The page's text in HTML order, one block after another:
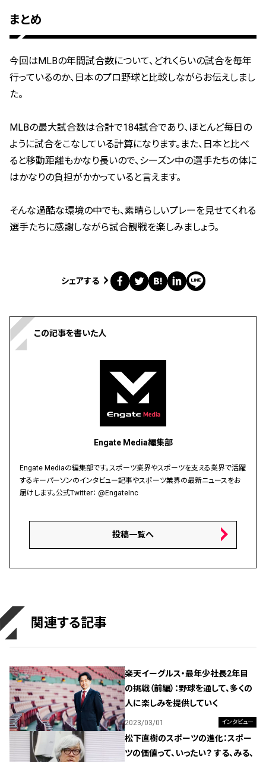
まとめ
今回はMLBの年間試合数について、どれくらいの試合を毎年
行っているのか、日本のプロ野球と比較しながらお伝えしまし
た。
MLBの最大試合数は合計で184試合であり、ほとんど毎日の
ように試合をこなしている計算になります。また、日本と比べ
ると移動距離もかなり長いので、シーズン中の選手たちの体に
はかなりの負担がかかっていると言えます。
そんな過酷な環境の中でも、素晴らしいプレーを見せてくれる
選手たちに感謝しながら試合観戦を楽しみましょう。
シェアする
この記事を書いた人
Engate Media編集部
Engate Mediaの編集部です。スポーツ業界やスポーツを支える業界で活躍
するキーパーソンのインタビュー記事やスポーツ業界の最新ニュースをお
届けします。公式Twitter： @EngateInc
投稿一覧へ
関連する記事
楽天イーグルス・最年少社長2年目
の挑戦（前編）：野球を通して、多くの
人に楽しみを提供していく
2023/03/01 インタビュー
松下直樹のスポーツの進化：スポー
ツの価値って、いったい？ する、みる、